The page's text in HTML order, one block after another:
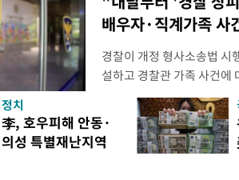
배우자·직계가족 사
경찰이 개정 형사소송법 시
설하고 경찰관 가족 사건에
피제'를 도입한다. 경찰청
후속 조치 태스크포스
우선 올해 하반기 인사에
하던 수사감찰 기능을 인
정치
李, 호우피해 안동·
의성 특별재난지역